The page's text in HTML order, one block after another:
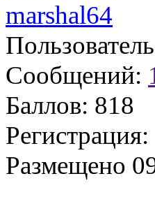
marshal64
Пользователь
Сообщений:
Баллов: 818
Регистрация:
Размещено